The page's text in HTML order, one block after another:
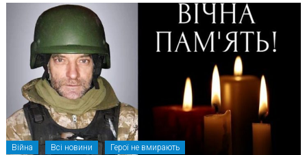
Війна Всі новини Герої не вмирають